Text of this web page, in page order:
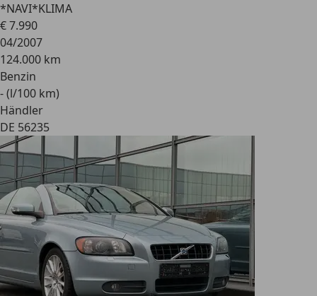
*NAVI*KLIMA
€ 7.990
04/2007
124.000 km
Benzin
- (l/100 km)
Händler
DE 56235